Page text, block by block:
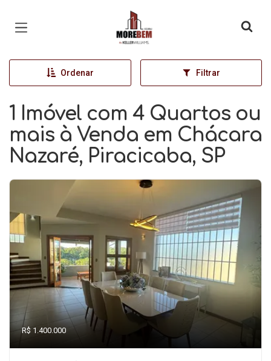
Página inicial
Ordenar Filtrar
1 Imóvel com 4 Quartos ou
mais à Venda em Chácara
Nazaré, Piracicaba, SP
R$ 1.400.000